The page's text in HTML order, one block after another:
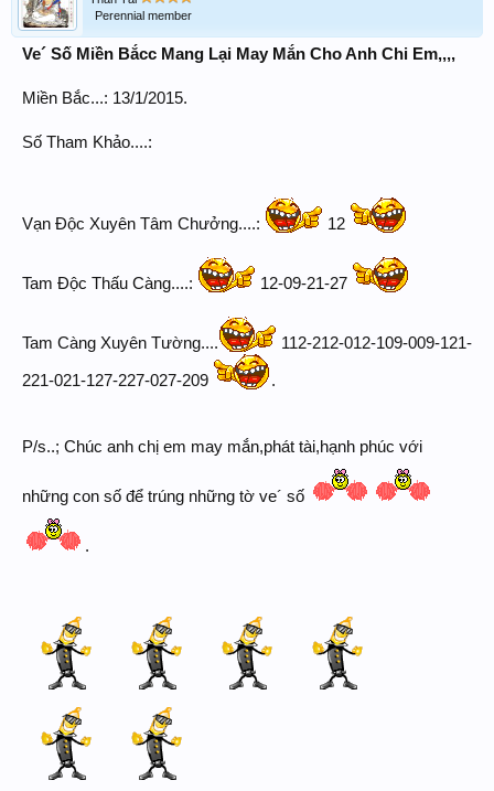
Perennial member
Ve´ Số Miền Bắcc Mang Lại May Mắn Cho Anh Chi Em,,,,
Miền Bắc...: 13/1/2015.
Số Tham Khảo....:
Vạn Độc Xuyên Tâm Chưởng....: 12
Tam Độc Thấu Càng....: 12-09-21-27
Tam Càng Xuyên Tường.... 112-212-012-109-009-121-
221-021-127-227-027-209 .
P/s..; Chúc anh chị em may mắn,phát tài,hạnh phúc với
những con số để trúng những tờ ve´ số
.